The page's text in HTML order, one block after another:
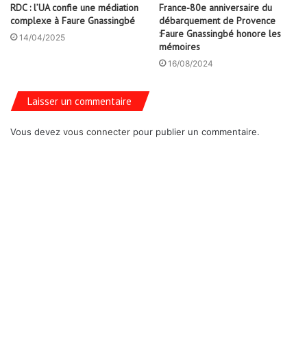
RDC : l’UA confie une médiation
complexe à Faure Gnassingbé
14/04/2025
France-80e anniversaire du
débarquement de Provence
:Faure Gnassingbé honore les
mémoires
16/08/2024
Laisser un commentaire
Vous devez vous connecter pour publier un commentaire.